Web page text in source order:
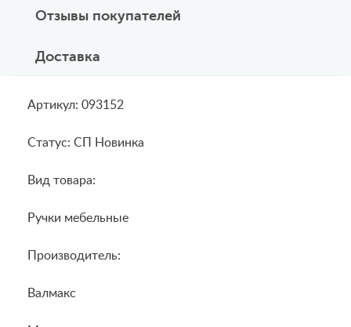
Отзывы покупателей
Доставка
Артикул: 093152
Статус: СП Новинка
Вид товара:
Ручки мебельные
Производитель:
Валмакс